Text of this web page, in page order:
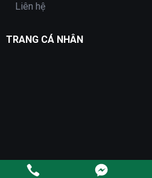
Liên hệ
TRANG CÁ NHÂN